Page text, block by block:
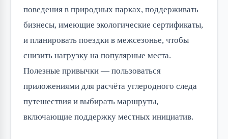
поведения в природных парках, поддерживать
бизнесы, имеющие экологические сертификаты,
и планировать поездки в межсезонье, чтобы
снизить нагрузку на популярные места.
Полезные привычки — пользоваться
приложениями для расчёта углеродного следа
путешествия и выбирать маршруты,
включающие поддержку местных инициатив.